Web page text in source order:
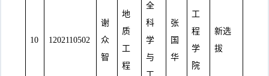
10 1202110502
谢
众
智
地
质
工
程
全
科
学
与
张
国
华
工
程
学
院
新选
拔